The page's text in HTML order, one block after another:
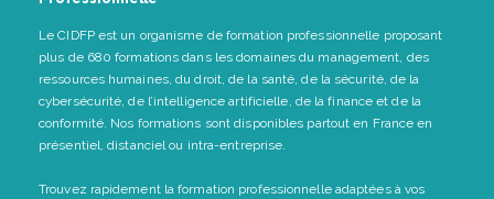
Le CIDFP est un organisme de formation professionnelle proposant
plus de 680 formations dans les domaines du management, des
ressources humaines, du droit, de la santé, de la sécurité, de la
cybersécurité, de l’intelligence artificielle, de la finance et de la
conformité. Nos formations sont disponibles partout en France en
présentiel, distanciel ou intra-entreprise.
Trouvez rapidement la formation professionnelle adaptées à vos